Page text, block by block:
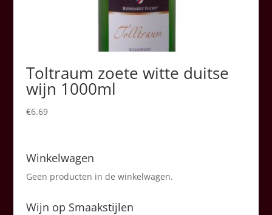
Toltraum zoete witte duitse
wijn 1000ml
€6.69
Winkelwagen
Geen producten in de winkelwagen.
Wijn op Smaakstijlen